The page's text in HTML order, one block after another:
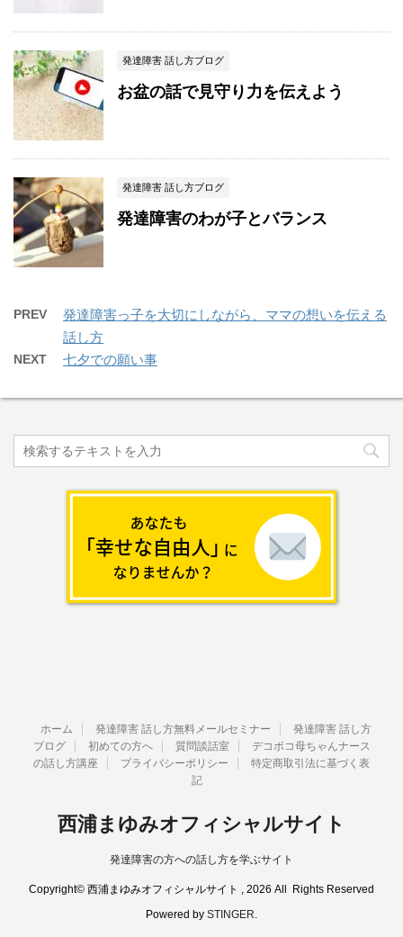
発達障害 話し方ブログ
お盆の話で見守り力を伝えよう
発達障害 話し方ブログ
発達障害のわが子とバランス
PREV
発達障害っ子を大切にしながら、ママの想いを伝える
話し方
NEXT 七夕での願い事
ホーム 発達障害 話し方無料メールセミナー
発達障害 話し方
ブログ
初めての方へ 質問談話室
デコボコ母ちゃんナース
の話し方講座
プライバシーポリシー
特定商取引法に基づく表
記
西浦まゆみオフィシャルサイト
発達障害の方への話し方を学ぶサイト
Copyright© 西浦まゆみオフィシャルサイト , 2026 All Rights Reserved
Powered by STINGER